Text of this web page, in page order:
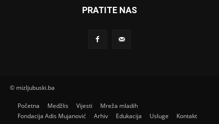
PRATITE NAS
© mizljubuski.ba
Početna Medžlis Vijesti
Mreža mladih
Fondacija Adis Mujanović
Arhiv Edukacija Usluge Kontakt